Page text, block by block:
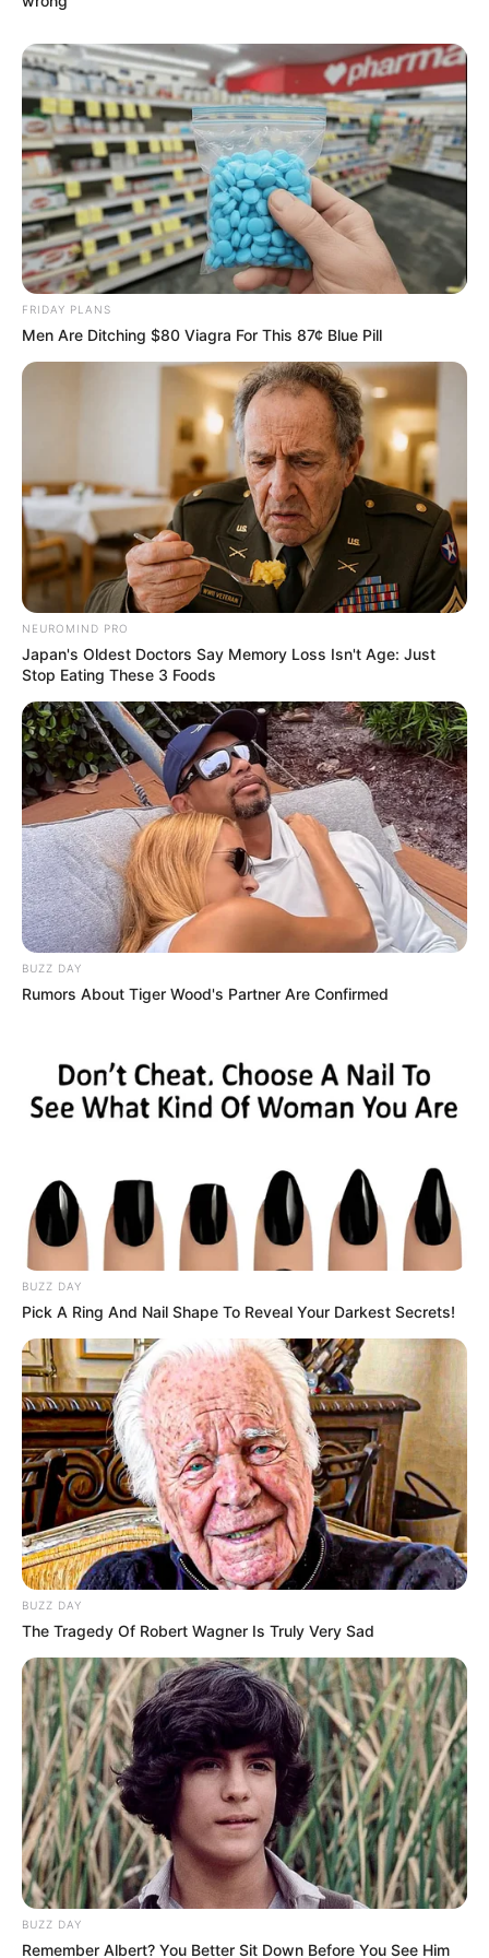
BUSCAR
DESTAQUES
FACEBOOK
DESTAQUES DA SEMANA
Agente de Saúde é indiciada por falsificar
visitas que nunca aconteceram.
Câmara dos Deputados: anuênios, triênios,
quinquênios, sexta-parte e licenças-prêmio
entram no debate.
Motos e bicicletas para ACS e ACE: veja o
passo a passo para conseguir o benefício.
FNARAS em Brasília: Senado pode
promulgar PEC 14 em semana de
mobilização.
Presidente Kennedy (ES) abre processo
seletivo para Agentes de Saúde e de
Combate às Endemias.
PEC 14: o que acontece com quinquênio,
triênio e sexta-parte na aposentadoria?
Prefeitura realiza a maior entrega de
motocicletas aos Agentes de Saúde da
história...
Agente de Saúde é indiciada por falsificar
visitas que nunca aconteceram.
Terceiro lote da restituição do IR paga R$
contribuintes.
Motos e bicicletas para ACS e ACE: veja o
passo a passo para conseguir o benefício.
PLP 185 continua travado na Câmara dos
Deputados por erro em seu texto.
ACS e ACE: celetista, estatutário ou
contrato precário — entenda o que muda
DIVERSAS
MATÉRIAS EM DESTAQUE NOS ÚLTIMOS 30 DIAS
Prefeitura realiza a maior entrega de
história...
FRIDAY PLANS
Men Are Ditching $80 Viagra For This 87¢ Blue Pill
NEUROMIND PRO
Japan's Oldest Doctors Say Memory Loss Isn't Age: Just
Stop Eating These 3 Foods
BUZZ DAY
Rumors About Tiger Wood's Partner Are Confirmed
BUZZ DAY
Pick A Ring And Nail Shape To Reveal Your Darkest Secrets!
BUZZ DAY
The Tragedy Of Robert Wagner Is Truly Very Sad
BUZZ DAY
Remember Albert? You Better Sit Down Before You See Him